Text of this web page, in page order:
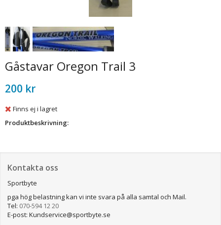
Gåstavar Oregon Trail 3
200 kr
Finns ej i lagret
Produktbeskrivning:
Kontakta oss
Sportbyte
pga hög belastning kan vi inte svara på alla samtal och Mail.
Tel: 070-594 12 20
E-post: Kundservice@sportbyte.se